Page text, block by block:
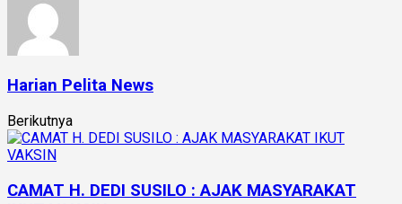
Harian Pelita News
Berikutnya
CAMAT H. DEDI SUSILO : AJAK MASYARAKAT